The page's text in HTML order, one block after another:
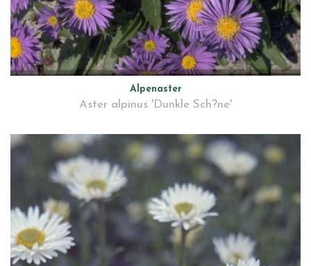
Alpenaster
Aster alpinus 'Dunkle Sch?ne'